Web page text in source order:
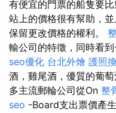
有便宜的門票的船隻要比
站上的價格很有幫助，
保留更改價格的權利。
輸公司的特徵，同時看到
seo優化 台北外燴 護照
酒，雞尾酒，優質的葡
多主流郵輪公司從On 整
seo -Board支出票價產